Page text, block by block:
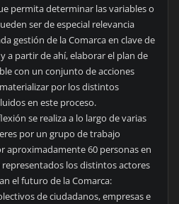
permita determinar las variables o
ser de especial relevancia
gestión de la Comarca en clave de
a partir de ahí, elaborar el plan de
con un conjunto de acciones
por los distintos
en este proceso.
se realiza a lo largo de varias
por un grupo de trabajo
aproximadamente 60 personas en
los distintos actores
el futuro de la Comarca:
de ciudadanos, empresas e